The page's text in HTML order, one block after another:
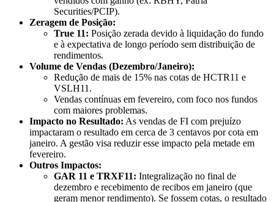
Securities/PCIP).
Zeragem de Posição:
True 11: Posição zerada devido à liquidação do fundo
e à expectativa de longo período sem distribuição de
rendimentos.
Volume de Vendas (Dezembro/Janeiro):
Redução de mais de 15% nas cotas de HCTR11 e
VSLH11.
Vendas contínuas em fevereiro, com foco nos fundos
com maiores problemas.
Impacto no Resultado: As vendas de FI com prejuízo
impactaram o resultado em cerca de 3 centavos por cota em
janeiro. A gestão visa reduzir esse impacto pela metade em
fevereiro.
Outros Impactos:
GAR 11 e TRXF11: Integralização no final de
dezembro e recebimento de recibos em janeiro (que
geram menor rendimento). Se fossem cotas, o resultado